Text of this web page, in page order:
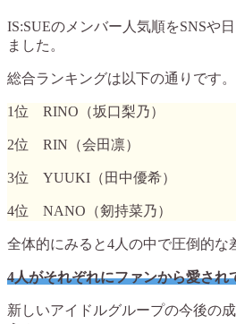
IS:SUEのメンバー人気順をSNSや
ました。
総合ランキングは以下の通りです。
1位 RINO（坂口梨乃）
2位 RIN（会田凛）
3位 YUUKI（田中優希）
4位 NANO（剱持菜乃）
全体的にみると4人の中で圧倒的な
4人がそれぞれにファンから愛され
新しいアイドルグループの今後の